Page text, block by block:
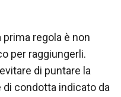
regola è non
per raggiungerli.
di puntare la
di condotta indicato da